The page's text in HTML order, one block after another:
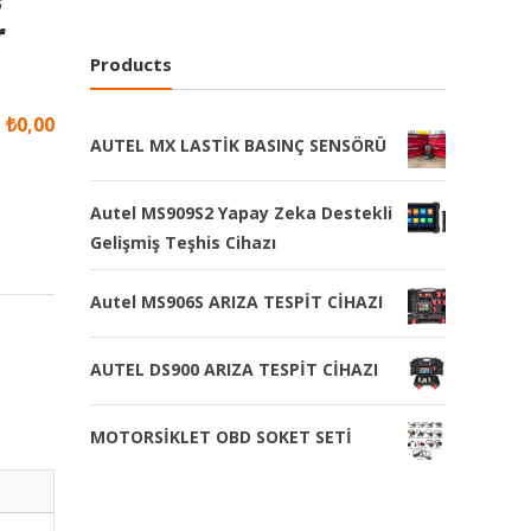
₺0,00
Products
AUTEL MX LASTİK BASINÇ SENSÖRÜ
Autel MS909S2 Yapay Zeka Destekli
Gelişmiş Teşhis Cihazı
Autel MS906S ARIZA TESPİT CİHAZI
AUTEL DS900 ARIZA TESPİT CİHAZI
MOTORSİKLET OBD SOKET SETİ